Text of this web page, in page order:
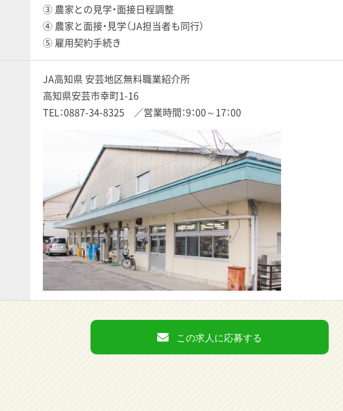
③ 農家との見学・面接日程調整
④ 農家と面接・見学（JA担当者も同行）
⑤ 雇用契約手続き
JA高知県 安芸地区無料職業紹介所
高知県安芸市幸町1-16
TEL：0887-34-8325 ／営業時間：9：00～17：00
この求人に応募する